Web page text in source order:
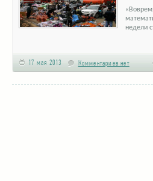
недели
17 мая 2013 Комментариев нет